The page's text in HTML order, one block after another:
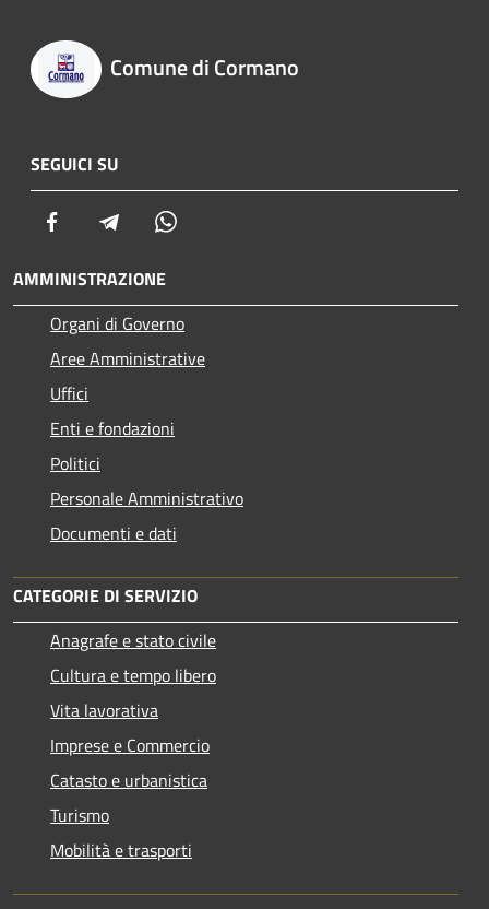
Comune di Cormano
SEGUICI SU
Facebook Telegram
AMMINISTRAZIONE
Organi di Governo
Aree Amministrative
Uffici
Enti e fondazioni
Politici
Personale Amministrativo
Documenti e dati
CATEGORIE DI SERVIZIO
Anagrafe e stato civile
Cultura e tempo libero
Vita lavorativa
Imprese e Commercio
Catasto e urbanistica
Turismo
Mobilità e trasporti